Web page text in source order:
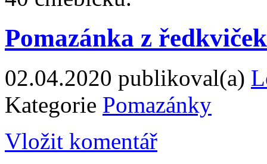
Pomazánka z ředkviček
02.04.2020 publikoval(a)
Kategorie Pomazánky
Vložit komentář